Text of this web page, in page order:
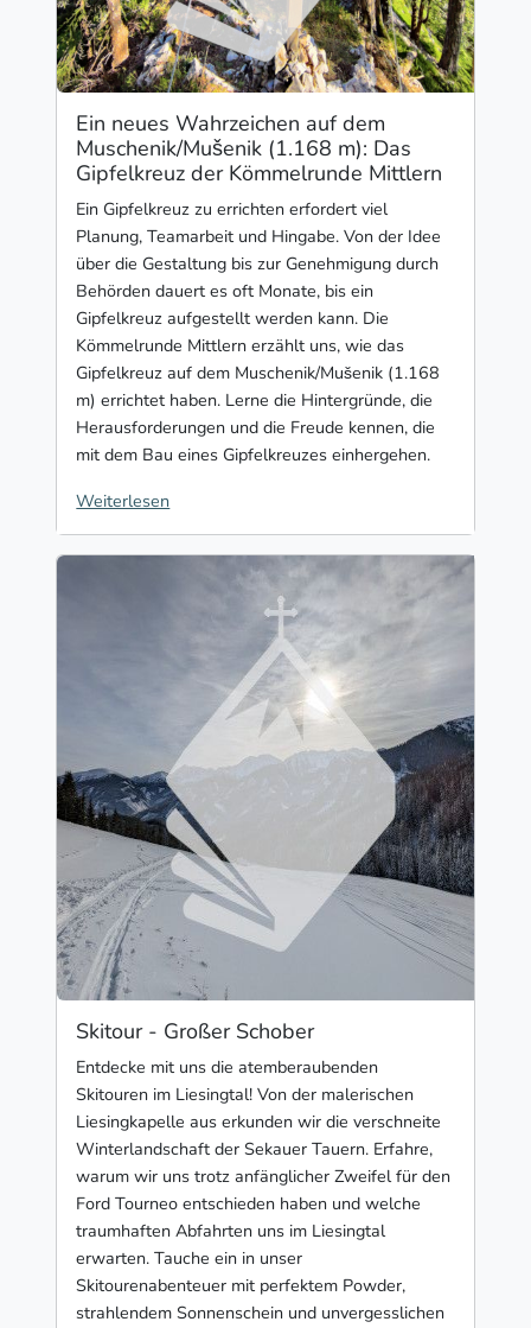
Ein neues Wahrzeichen auf dem
Muschenik/Mušenik (1.168 m): Das
Gipfelkreuz der Kömmelrunde Mittlern
Ein Gipfelkreuz zu errichten erfordert viel
Planung, Teamarbeit und Hingabe. Von der Idee
über die Gestaltung bis zur Genehmigung durch
Behörden dauert es oft Monate, bis ein
Gipfelkreuz aufgestellt werden kann. Die
Kömmelrunde Mittlern erzählt uns, wie das
Gipfelkreuz auf dem Muschenik/Mušenik (1.168
m) errichtet haben. Lerne die Hintergründe, die
Herausforderungen und die Freude kennen, die
mit dem Bau eines Gipfelkreuzes einhergehen.
Weiterlesen
Skitour - Großer Schober
Entdecke mit uns die atemberaubenden
Skitouren im Liesingtal! Von der malerischen
Liesingkapelle aus erkunden wir die verschneite
Winterlandschaft der Sekauer Tauern. Erfahre,
warum wir uns trotz anfänglicher Zweifel für den
Ford Tourneo entschieden haben und welche
traumhaften Abfahrten uns im Liesingtal
erwarten. Tauche ein in unser
Skitourenabenteuer mit perfektem Powder,
strahlendem Sonnenschein und unvergesslichen